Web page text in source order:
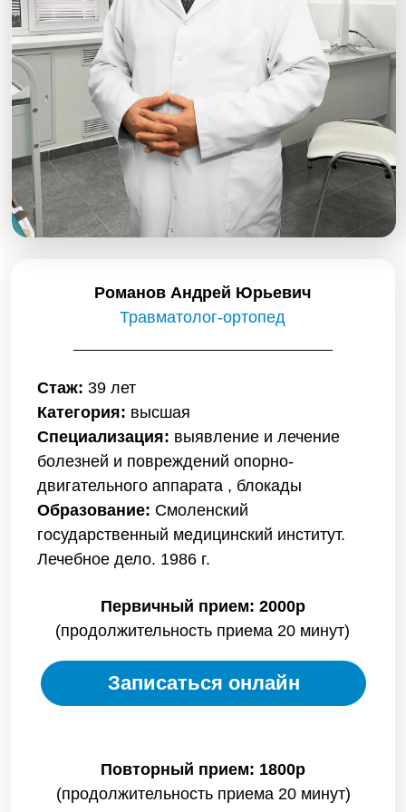
Романов Андрей Юрьевич
Травматолог-ортопед
(продолжительность приема 20 минут)
Повторный прием: 1800р
(продолжительность приема 20 минут)
Стаж:39 лет
Категория: высшая
Специализация:
выявление и лечение
Образование: Смоленский
государственный медицинский институт.
Записаться онлайн
Стоимости
Прием травматолога-ортопеда